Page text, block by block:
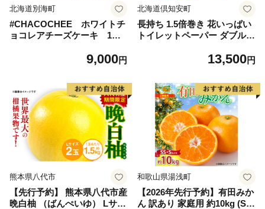
北海道別海町
#CHACOCHEE ホワイトチ
ョコレアチーズケーキ 1ホ
海町,チーズ,ちーず,チーズケ
9,000円
北海道倶知安町
長持ち 1.5倍巻き 花いっぱい
トイレットペーパー ダブル 4
プリント ハーブ 香り付き 日
品 備蓄 送料無料 北海道 倶知
安町 日用品
13,500円
熊本県八代市
【先行予約】 熊本県八代市産
晩白柚 （ばんぺいゆ） Lサイ
和歌山県湯浅町
【2026年先行予約】有田みか
ん 訳あり 家庭用 約10kg (S